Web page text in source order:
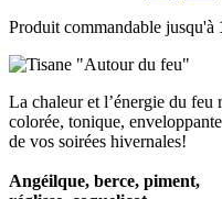
Produit commandable jusqu'à
La chaleur et l’énergie du feu
colorée, tonique,
de vos soirées hivernales!
Angéilque, berce, piment,